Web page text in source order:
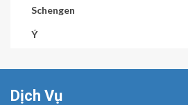
Schengen
Ý
Dịch Vụ